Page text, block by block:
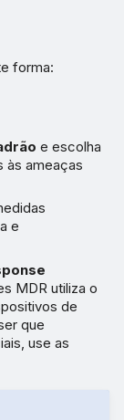
forma:
e escolha
às ameaças
e
MDR utiliza o
de
que
use as